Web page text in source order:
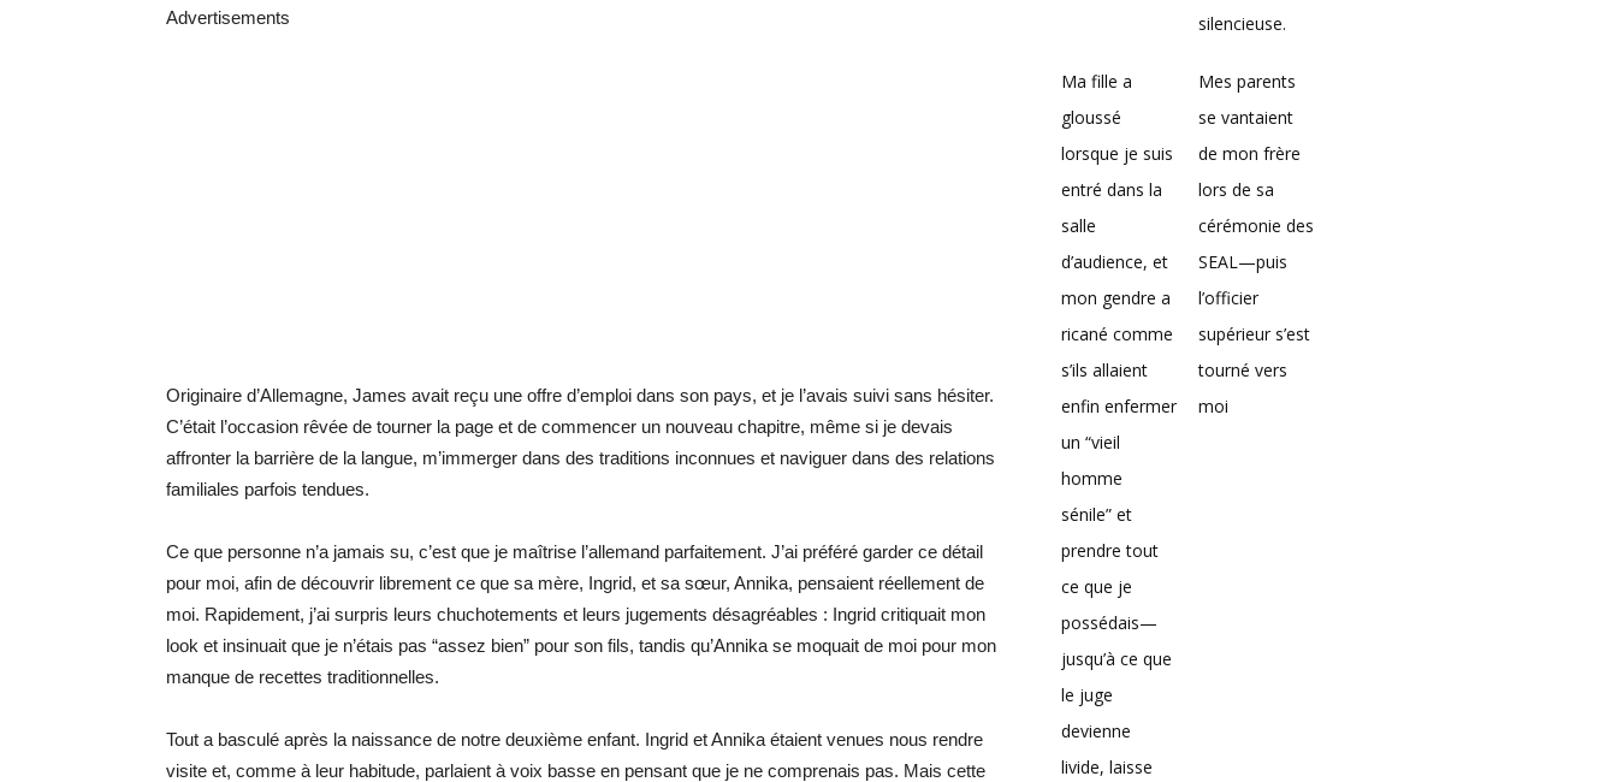
Advertisements
Originaire d’Allemagne, James avait reçu une offre d’emploi dans son pays, et je l’avais suivi sans hésiter.
C’était l’occasion rêvée de tourner la page et de commencer un nouveau chapitre, même si je devais
affronter la barrière de la langue, m’immerger dans des traditions inconnues et naviguer dans des relations
familiales parfois tendues.
Ce que personne n’a jamais su, c’est que je maîtrise l’allemand parfaitement. J’ai préféré garder ce détail
pour moi, afin de découvrir librement ce que sa mère, Ingrid, et sa sœur, Annika, pensaient réellement de
moi. Rapidement, j’ai surpris leurs chuchotements et leurs jugements désagréables : Ingrid critiquait mon
look et insinuait que je n’étais pas “assez bien” pour son fils, tandis qu’Annika se moquait de moi pour mon
manque de recettes traditionnelles.
Tout a basculé après la naissance de notre deuxième enfant. Ingrid et Annika étaient venues nous rendre
visite et, comme à leur habitude, parlaient à voix basse en pensant que je ne comprenais pas. Mais cette
silencieuse.
Ma fille a
gloussé
lorsque je suis
entré dans la
salle
d’audience, et
mon gendre a
ricané comme
s’ils allaient
enfin enfermer
un “vieil
homme
sénile” et
prendre tout
ce que je
possédais—
jusqu’à ce que
le juge
devienne
livide, laisse
Mes parents
se vantaient
de mon frère
lors de sa
cérémonie des
SEAL—puis
l’officier
supérieur s’est
tourné vers
moi